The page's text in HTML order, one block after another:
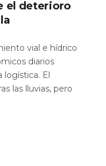
el deterioro
vial e hídrico
diarios
logística. El
las lluvias, pero